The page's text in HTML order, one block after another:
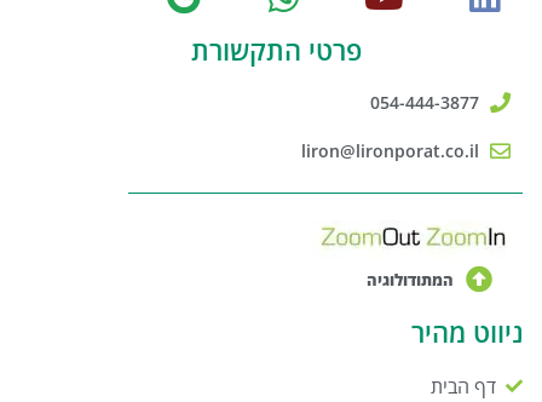
פרטי התקשורת
054-444-3877
liron@lironporat.co.il
המתודולוגיה
ניווט מהיר
דף הבית